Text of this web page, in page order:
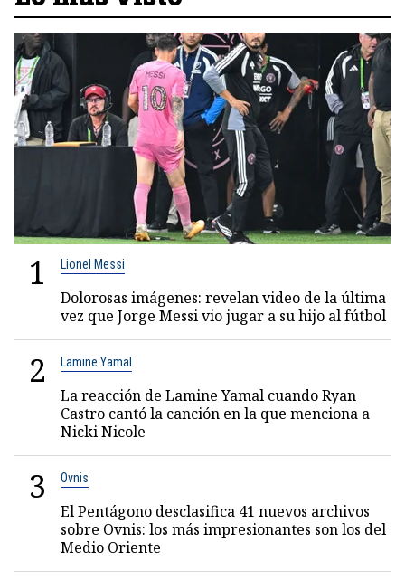
1 Lionel Messi
Dolorosas imágenes: revelan video de la última
vez que Jorge Messi vio jugar a su hijo al fútbol
2 Lamine Yamal
La reacción de Lamine Yamal cuando Ryan
Castro cantó la canción en la que menciona a
Nicki Nicole
3 Ovnis
El Pentágono desclasifica 41 nuevos archivos
sobre Ovnis: los más impresionantes son los del
Medio Oriente